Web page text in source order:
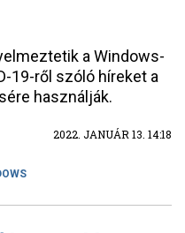
a Windows-
19-ről szóló híreket a
használják.
2022. JANUÁR 13. 14:18